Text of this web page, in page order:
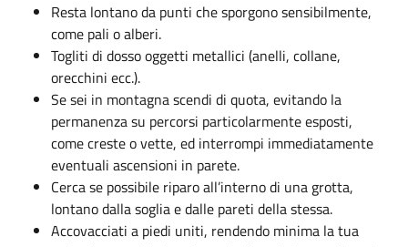
Resta lontano da punti che sporgono sensibilmente,
come pali o alberi.
Togliti di dosso oggetti metallici (anelli, collane,
orecchini ecc.).
Se sei in montagna scendi di quota, evitando la
permanenza su percorsi particolarmente esposti,
come creste o vette, ed interrompi immediatamente
eventuali ascensioni in parete.
Cerca se possibile riparo all’interno di una grotta,
lontano dalla soglia e dalle pareti della stessa.
Accovacciati a piedi uniti, rendendo minima la tua